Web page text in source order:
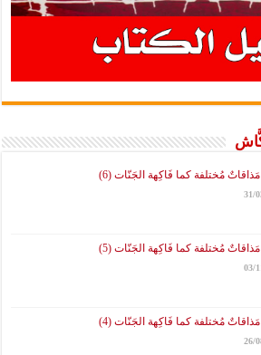
مُختلفة كما فَاكِهة الجَنّات (6)
31/
مُختلفة كما فَاكِهة الجَنّات (5)
03/
مُختلفة كما فَاكِهة الجَنّات (4)
26/